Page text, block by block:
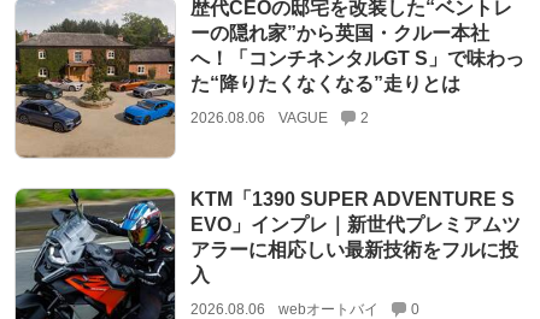
歴代CEOの邸宅を改装した“ベントレ
ーの隠れ家”から英国・クルー本社
へ！「コンチネンタルGT S」で味わっ
た“降りたくなくなる”走りとは
2026.08.06 VAGUE 2
KTM「1390 SUPER ADVENTURE S
EVO」インプレ｜新世代プレミアムツ
アラーに相応しい最新技術をフルに投
入
2026.08.06 webオートバイ 0